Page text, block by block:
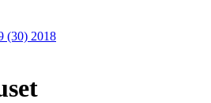
(30) 2018